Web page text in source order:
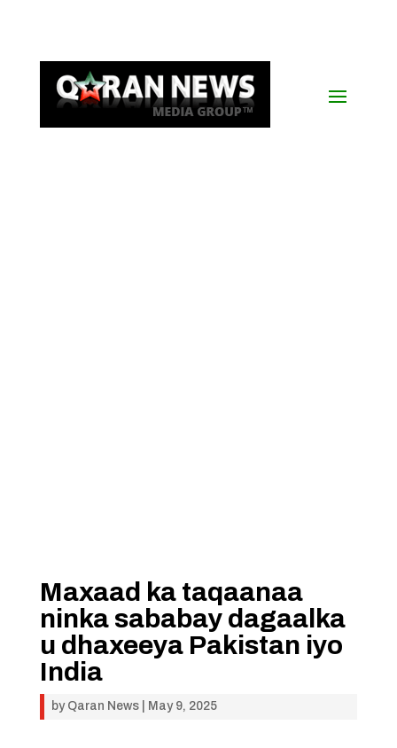
Maxaad ka taqaanaa
ninka sababay dagaalka
u dhaxeeya Pakistan iyo
India
by Qaran News| May 9, 2025